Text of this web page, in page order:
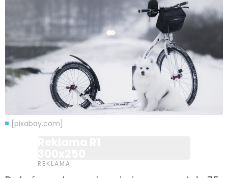
[pixabay.com]